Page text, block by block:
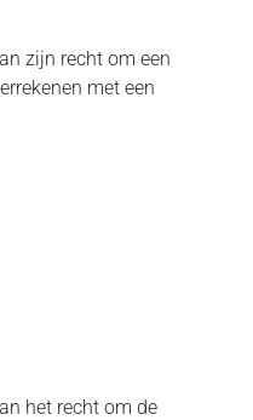
zijn recht om een
met een
het recht om de